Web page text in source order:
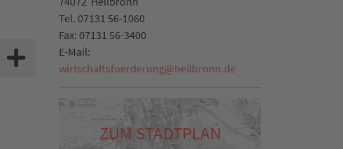
Tel. 07131 56-1060
Fax: 07131 56-3400
E-Mail:
wirtschaftsfoerderung@heilbronn.de
ZUM STADTPLAN